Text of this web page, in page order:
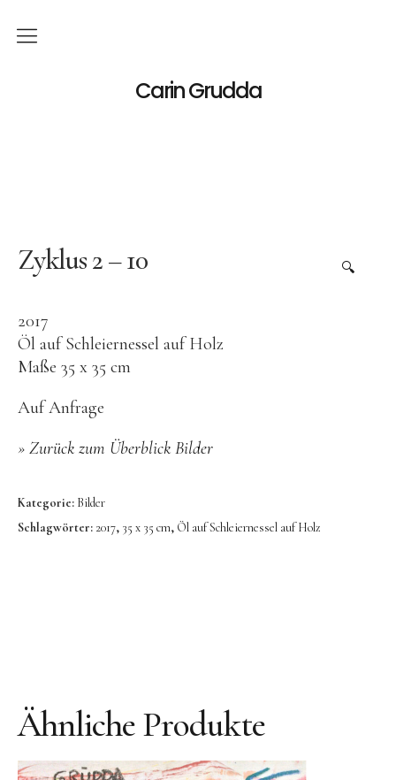
Carin Grudda
Deutsch
Ausstellungen
Werk
Großbronze
Grafik
Texte zum Werk
Public Works
🔍
Zyklus 2 – 10
2017
Öl auf Schleiernessel auf Holz
Maße 35 x 35 cm
Auf Anfrage
» Zurück zum Überblick Bilder
Kategorie: Bilder
Schlagwörter: 2017, 35 x 35 cm, Öl auf Schleiernessel auf Holz
Ähnliche Produkte